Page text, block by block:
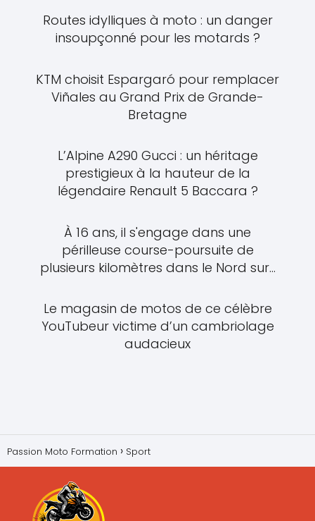
Routes idylliques à moto : un danger
insoupçonné pour les motards ?
KTM choisit Espargaró pour remplacer
Viñales au Grand Prix de Grande-
Bretagne
L’Alpine A290 Gucci : un héritage
prestigieux à la hauteur de la
légendaire Renault 5 Baccara ?
À 16 ans, il s'engage dans une
périlleuse course-poursuite de
plusieurs kilomètres dans le Nord sur...
Le magasin de motos de ce célèbre
YouTubeur victime d’un cambriolage
audacieux
Passion Moto Formation Sport